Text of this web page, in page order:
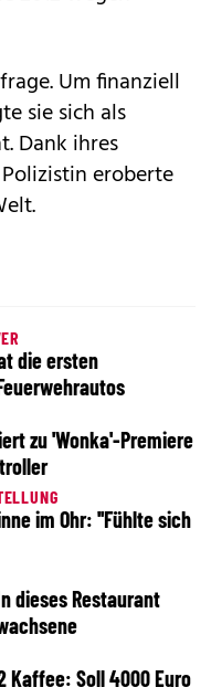
Um finanziell
sie sich als
Dank ihres
eroberte
die ersten
zu 'Wonka'-Premiere
im Ohr: ''Fühlte sich
dieses Restaurant
Kaffee: Soll 4000 Euro